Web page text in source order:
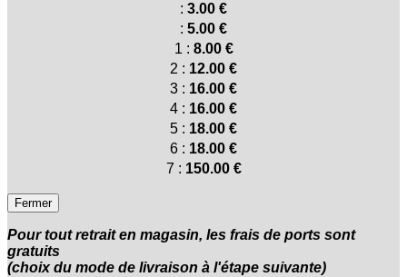
: 3.00 €
: 5.00 €
1 : 8.00 €
2 : 12.00 €
3 : 16.00 €
4 : 16.00 €
5 : 18.00 €
6 : 18.00 €
7 : 150.00 €
Fermer
Pour tout retrait en magasin, les frais de ports sont
gratuits
(choix du mode de livraison à l'étape suivante)